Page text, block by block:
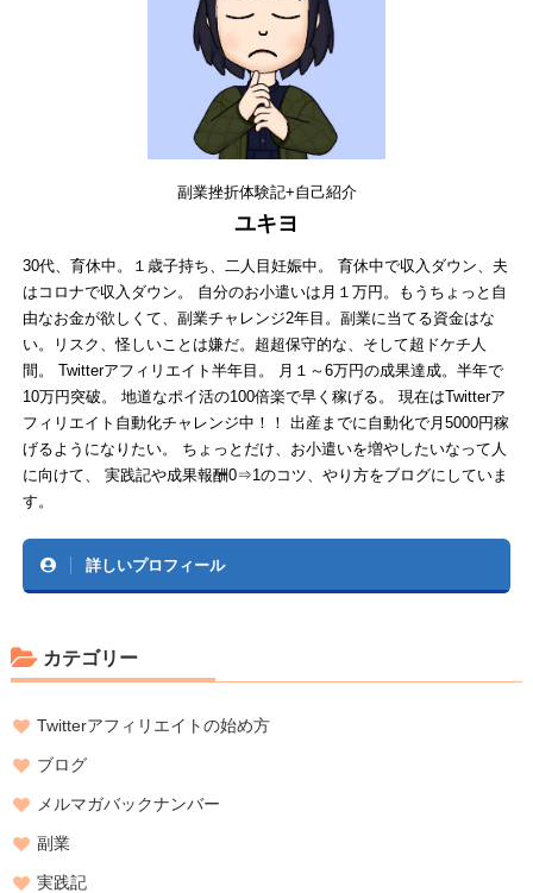
副業挫折体験記+自己紹介
ユキヨ
30代、育休中。１歳子持ち、二人目妊娠中。 育休中で収入ダウン、夫
はコロナで収入ダウン。 自分のお小遣いは月１万円。もうちょっと自
由なお金が欲しくて、副業チャレンジ2年目。副業に当てる資金はな
い。リスク、怪しいことは嫌だ。超超保守的な、そして超ドケチ人
間。 Twitterアフィリエイト半年目。 月１～6万円の成果達成。半年で
10万円突破。 地道なポイ活の100倍楽で早く稼げる。 現在はTwitterア
フィリエイト自動化チャレンジ中！！ 出産までに自動化で月5000円稼
げるようになりたい。 ちょっとだけ、お小遣いを増やしたいなって人
に向けて、 実践記や成果報酬0⇒1のコツ、やり方をブログにしていま
す。
詳しいプロフィール
カテゴリー
Twitterアフィリエイトの始め方
ブログ
メルマガバックナンバー
副業
実践記